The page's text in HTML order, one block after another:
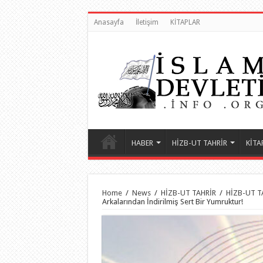
Anasayfa İletişim KİTAPLAR
HABER HİZB-UT TAHRİR
Home / News / HİZB-UT TAHRİR / HİZB-UT
Arkalarından İndirilmiş Sert Bir Yumruktur!